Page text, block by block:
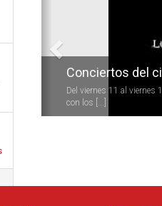
Conciertos del
Del viernes 11 al viernes
con los [...]